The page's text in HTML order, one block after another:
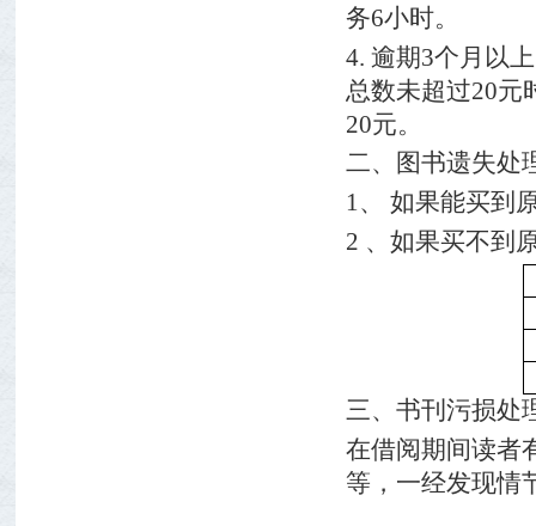
务6小时。
4. 逾期3个月以
总数未超过20元
20元。
二、图书遗失处
1、 如果能买到
2 、如果买不到
三、书刊污损处
在借阅期间读者
等，一经发现情